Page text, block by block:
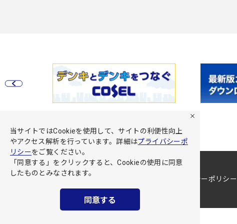
当サイトではCookieを使用して、サイトの利便性向上
やアクセス解析を行っています。詳細はプライバシーポ
リシーをご覧ください。
「同意する」をクリックすると、Cookieの使用に同意
したものとみなされます。
同意する
プライバシーポリシー